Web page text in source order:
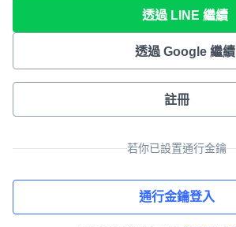
透過 LINE 繼續
透過 Google 繼續
註冊
若你已設置通行金鑰
通行金鑰登入